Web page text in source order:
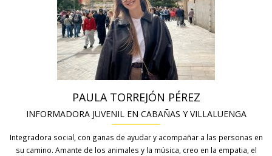
PAULA TORREJÓN PÉREZ
INFORMADORA JUVENIL EN CABAÑAS Y VILLALUENGA
Integradora social, con ganas de ayudar y acompañar a las personas en
su camino. Amante de los animales y la música, creo en la empatia, el